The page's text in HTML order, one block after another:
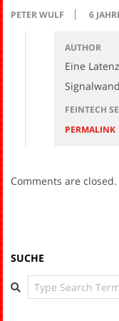
PETER WULF 6
AUTHOR
Eine
FEINTECH
PERMALINK
Comments are closed.
SUCHE
Search